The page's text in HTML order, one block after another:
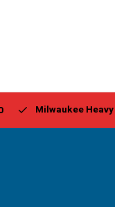
Milwaukee Heavy